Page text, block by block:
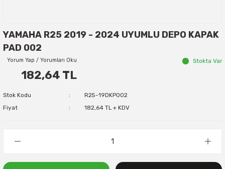
YAMAHA R25 2019 - 2024 UYUMLU DEPO KAPAK
PAD 002
Yorum Yap / Yorumları Oku Stokta Var
182,64 TL
Stok Kodu
R25-19DKP002
Fiyat
182,64 TL + KDV